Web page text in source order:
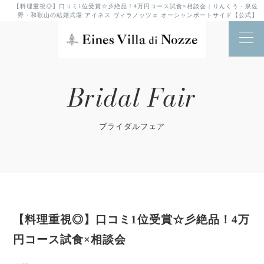
【料理重視◎】口コミ1位受賞☆彡絶品！4万円コース試食×相談会 | りんくう・泉佐
野・和歌山の結婚式場 アイネス ヴィラノッツェ オーシャンポートサイド【公式】
Bridal Fair
ブライダルフェア
【料理重視◎】口コミ1位受賞☆彡絶品！4万
円コース試食×相談会